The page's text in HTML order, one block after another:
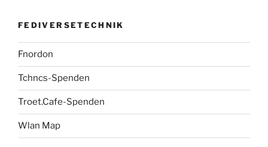
FEDIVERSETECHNIK
Fnordon
Tchncs-Spenden
Troet.Cafe-Spenden
Wlan Map